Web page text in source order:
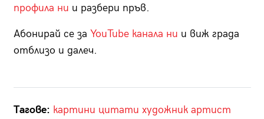
профила ни и разбери пръв.
Абонирай се за YouTube канала ни и виж града
отблизо и далеч.
Тагове: картини цитати художник артист